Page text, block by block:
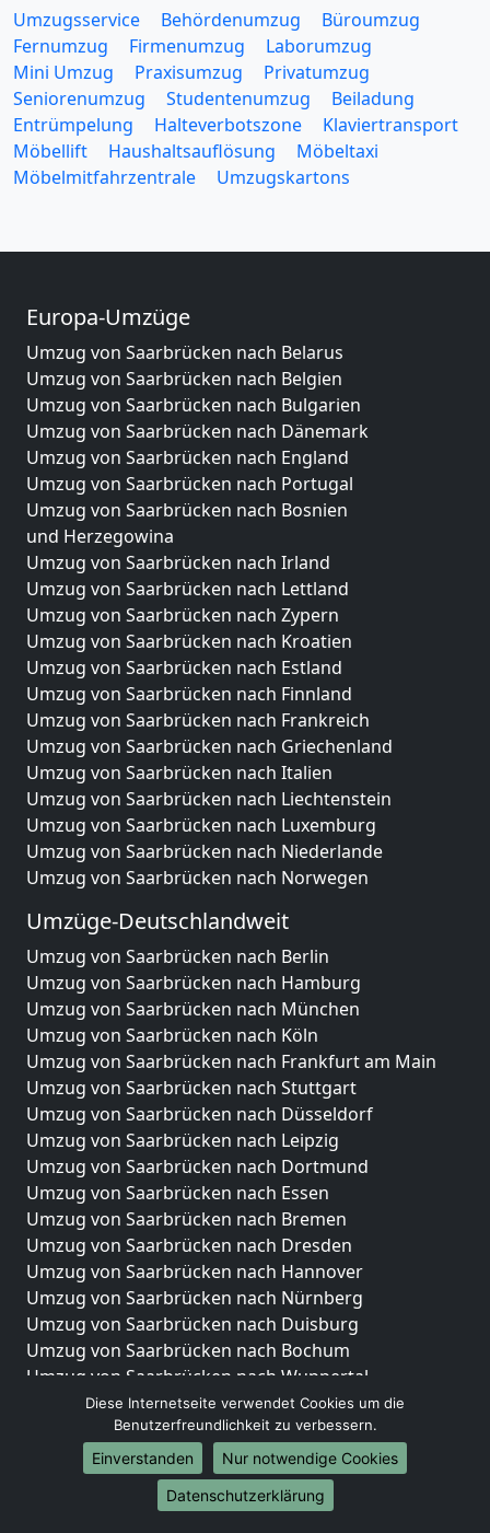
Umzugsservice Behördenumzug
Büroumzug
Fernumzug
Firmenumzug
Laborumzug
Mini Umzug
Praxisumzug
Privatumzug
Seniorenumzug
Studentenumzug
Beiladung
Entrümpelung
Halteverbotszone
Klaviertransport
Möbellift
Haushaltsauflösung
Möbeltaxi
Möbelmitfahrzentrale
Umzugskartons
Europa-Umzüge
Umzug von Saarbrücken nach Belarus
Umzug von Saarbrücken nach Belgien
Umzug von Saarbrücken nach Bulgarien
Umzug von Saarbrücken nach Dänemark
Umzug von Saarbrücken nach England
Umzug von Saarbrücken nach Portugal
Umzug von Saarbrücken nach Bosnien
und Herzegowina
Umzug von Saarbrücken nach Irland
Umzug von Saarbrücken nach Lettland
Umzug von Saarbrücken nach Zypern
Umzug von Saarbrücken nach Kroatien
Umzug von Saarbrücken nach Estland
Umzug von Saarbrücken nach Finnland
Umzug von Saarbrücken nach Frankreich
Umzug von Saarbrücken nach Griechenland
Umzug von Saarbrücken nach Italien
Umzug von Saarbrücken nach Liechtenstein
Umzug von Saarbrücken nach Luxemburg
Umzug von Saarbrücken nach Niederlande
Umzug von Saarbrücken nach Norwegen
Umzüge-Deutschlandweit
Umzug von Saarbrücken nach Berlin
Umzug von Saarbrücken nach Hamburg
Umzug von Saarbrücken nach München
Umzug von Saarbrücken nach Köln
Umzug von Saarbrücken nach Frankfurt am Main
Umzug von Saarbrücken nach Stuttgart
Umzug von Saarbrücken nach Düsseldorf
Umzug von Saarbrücken nach Leipzig
Umzug von Saarbrücken nach Dortmund
Umzug von Saarbrücken nach Essen
Umzug von Saarbrücken nach Bremen
Umzug von Saarbrücken nach Dresden
Umzug von Saarbrücken nach Hannover
Umzug von Saarbrücken nach Nürnberg
Umzug von Saarbrücken nach Duisburg
Umzug von Saarbrücken nach Bochum
Umzug von Saarbrücken nach Wuppertal
Umzug von Saarbrücken nach Bielefeld
Umzug von Saarbrücken nach Bonn
Umzug von Saarbrücken nach Münster
Internationale-Umzüge
Diese Internetseite verwendet Cookies um die
Benutzerfreundlichkeit zu verbessern.
Einverstanden
Nur notwendige Cookies
Datenschutzerklärung